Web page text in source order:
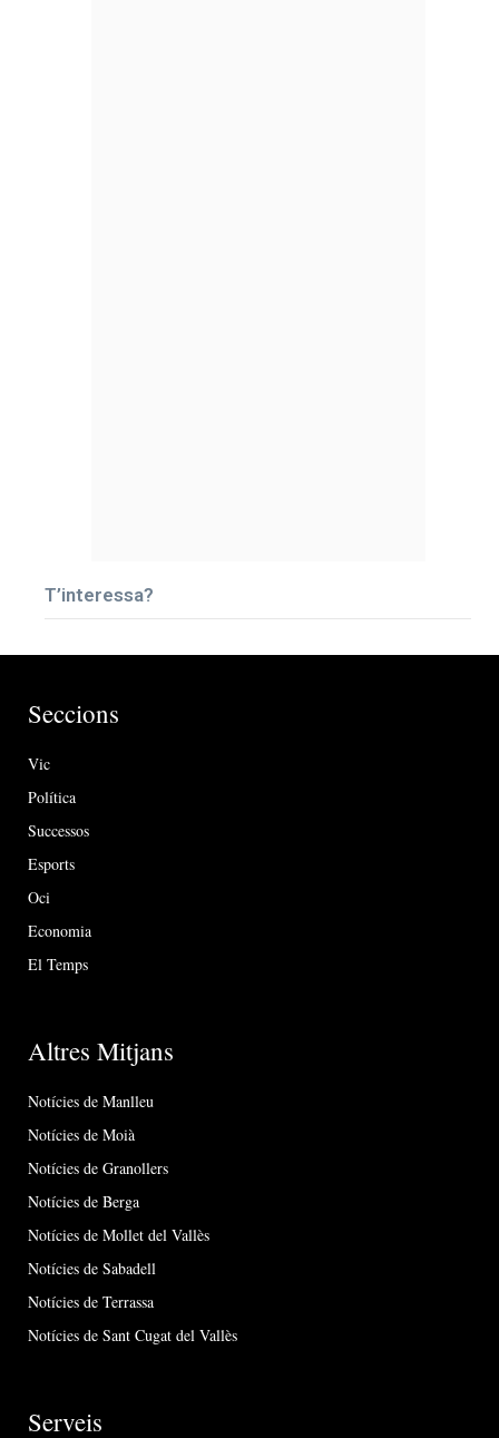
T’interessa?
Seccions
Vic
Política
Successos
Esports
Oci
Economia
El Temps
Altres Mitjans
Notícies de Manlleu
Notícies de Moià
Notícies de Granollers
Notícies de Berga
Notícies de Mollet del Vallès
Notícies de Sabadell
Notícies de Terrassa
Notícies de Sant Cugat del Vallès
Serveis